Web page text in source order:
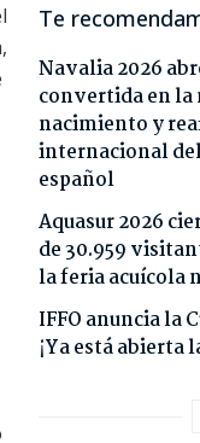
Te
Navalia 2026
convertida en la
nacimiento y
internacional
español
Aquasur 2026
de 30.959
la feria acuícola
IFFO anuncia la
¡Ya está abierta